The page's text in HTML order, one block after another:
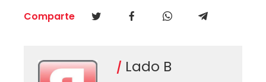
Comparte
Lado B